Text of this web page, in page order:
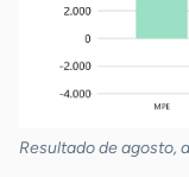
Resultado de agosto,